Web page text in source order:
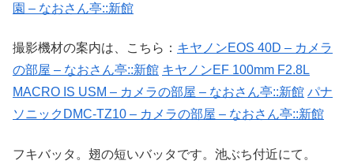
園 – なおさん亭::新館
撮影機材の案内は、こちら： キヤノンEOS 40D – カメラ
の部屋 – なおさん亭::新館 キヤノンEF 100mm F2.8L
MACRO IS USM – カメラの部屋 – なおさん亭::新館 パナ
ソニックDMC-TZ10 – カメラの部屋 – なおさん亭::新館
フキバッタ。翅の短いバッタです。池ぶち付近にて。